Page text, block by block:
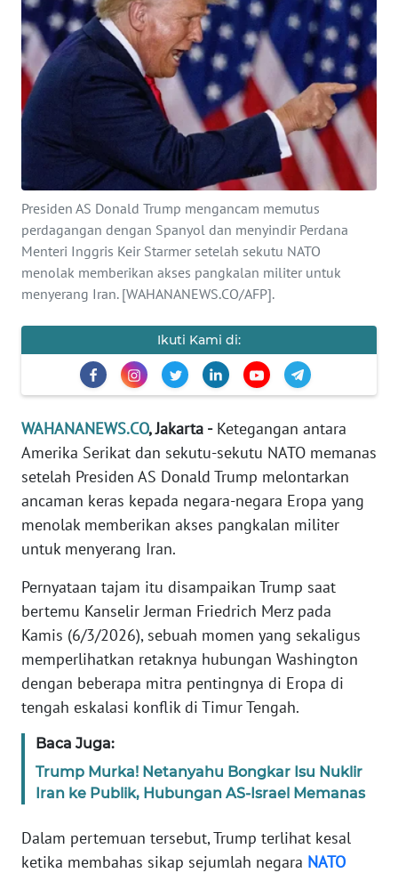
Presiden AS Donald Trump mengancam memutus
perdagangan dengan Spanyol dan menyindir Perdana
Menteri Inggris Keir Starmer setelah sekutu NATO
menolak memberikan akses pangkalan militer untuk
menyerang Iran. [WAHANANEWS.CO/AFP].
Ikuti Kami di:
WAHANANEWS.CO, Jakarta -Ketegangan antara
Amerika Serikat dan sekutu-sekutu NATO memanas
setelah Presiden AS Donald Trump melontarkan
ancaman keras kepada negara-negara Eropa yang
menolak memberikan akses pangkalan militer
untuk menyerang Iran.
Pernyataan tajam itu disampaikan Trump saat
bertemu Kanselir Jerman Friedrich Merz pada
Kamis (6/3/2026), sebuah momen yang sekaligus
memperlihatkan retaknya hubungan Washington
dengan beberapa mitra pentingnya di Eropa di
tengah eskalasi konflik di Timur Tengah.
Baca Juga:
Trump Murka! Netanyahu Bongkar Isu Nuklir
Iran ke Publik, Hubungan AS-Israel Memanas
Dalam pertemuan tersebut, Trump terlihat kesal
ketika membahas sikap sejumlah negara NATO
KESEHATAN
INTERNASIONAL
PENDIDIKAN
OLAHRAGA
OPINI
EDITORIAL
BERITA
KONTAK
IKLAN
TENTANG
PEDOMAN
MEDIA
SIBER
KARIR
DISCLAIMER